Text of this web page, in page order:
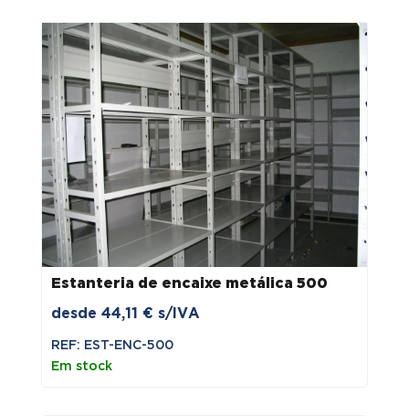
Estanteria de encaixe metálica 500
desde 44,11 € s/IVA
REF: EST-ENC-500
Em stock